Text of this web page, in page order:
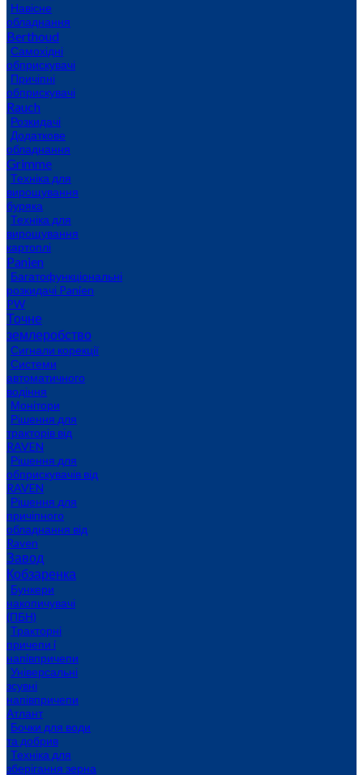
Навісне
обладнання
Berthoud
Самохідні
обприскувачі
Причіпні
обприскувачі
Rauch
Розкидачі
Додаткове
обладнання
Grimme
Техніка для
вирощування
буряка
Техніка для
вирощування
картоплі
Panien
Багатофункціональні
розкидачі Panien
PW
Точне
землеробство
Сигнали корекції
Системи
автоматичного
водіння
Монітори
Рішення для
тракторів від
RAVEN
Рішення для
обприскувачів від
RAVEN
Рішення для
причіпного
обладнання від
Raven
Завод
Кобзаренка
Бункери
накопичувачі
(ПБН)
Тракторні
причепи i
напiвпричепи
Універсальні
зсувні
напівпричепи
Атлант
Бочки для води
та добрив
Техніка для
зберігання зерна